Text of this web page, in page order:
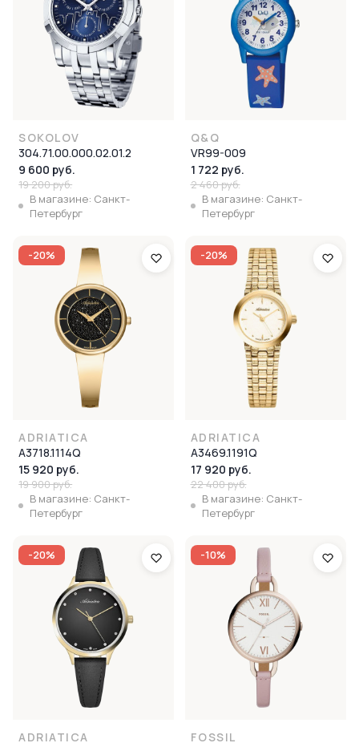
SOKOLOV
304.71.00.000.02.01.2
9 600 руб.
19 200 руб.
В магазине: Санкт-
Петербург
Q&Q
VR99-009
1 722 руб.
2 460 руб.
В магазине: Санкт-
Петербург
-20%
ADRIATICA
A3718.1114Q
15 920 руб.
19 900 руб.
В магазине: Санкт-
Петербург
-20%
ADRIATICA
A3469.1191Q
17 920 руб.
22 400 руб.
В магазине: Санкт-
Петербург
-20%
ADRIATICA
-10%
FOSSIL